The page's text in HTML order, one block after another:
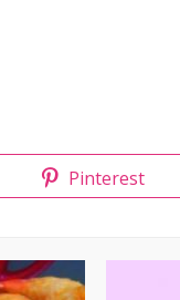
Pinterest